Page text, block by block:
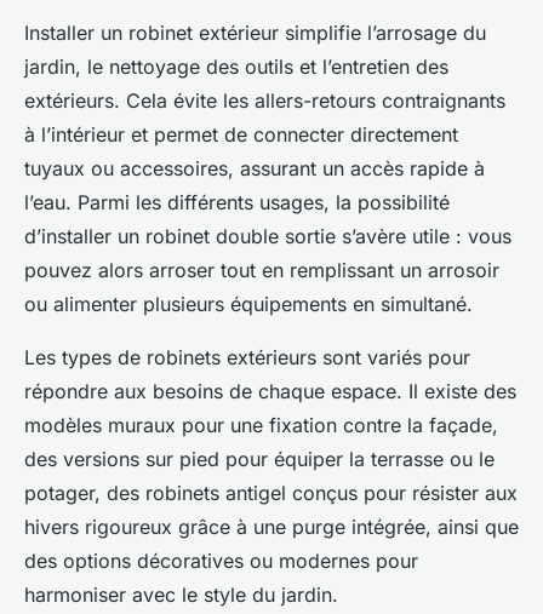
Installer un robinet extérieur simplifie l’arrosage du
jardin, le nettoyage des outils et l’entretien des
extérieurs. Cela évite les allers-retours contraignants
à l’intérieur et permet de connecter directement
tuyaux ou accessoires, assurant un accès rapide à
l’eau. Parmi les différents usages, la possibilité
d’installer un robinet double sortie s’avère utile : vous
pouvez alors arroser tout en remplissant un arrosoir
ou alimenter plusieurs équipements en simultané.
Les types de robinets extérieurs sont variés pour
répondre aux besoins de chaque espace. Il existe des
modèles muraux pour une fixation contre la façade,
des versions sur pied pour équiper la terrasse ou le
potager, des robinets antigel conçus pour résister aux
hivers rigoureux grâce à une purge intégrée, ainsi que
des options décoratives ou modernes pour
harmoniser avec le style du jardin.